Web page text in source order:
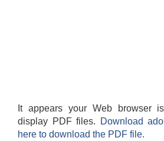
It appears your Web browser
display PDF files.
Download
here to download the PDF file.